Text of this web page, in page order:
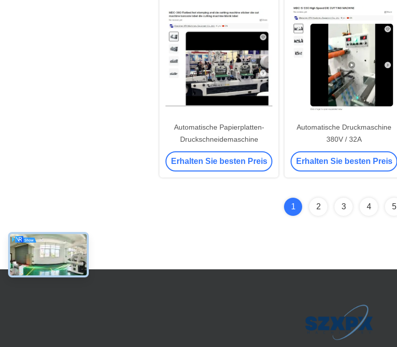
Automatische Papierplatten-
Druckschneidemaschine
Erhalten Sie besten Preis
Automatische Druckmaschine
380V / 32A
Erhalten Sie besten Preis
1 2 3 4 5